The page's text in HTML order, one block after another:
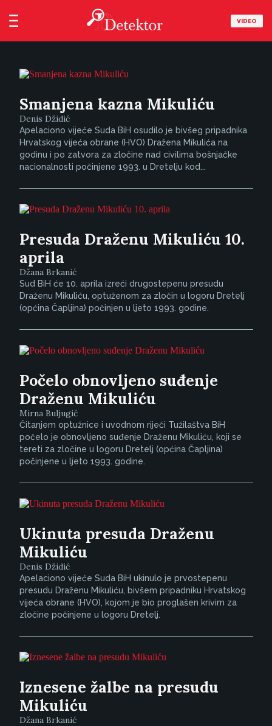
VIDEO
Smanjena kazna Mikuliću
Denis Džidić
Apelaciono vijeće Suda BiH osudilo je bivšeg pripadnika
Hrvatskog vijeća obrane (HVO) Dražena Mikulića na
godinu i po zatvora za zločine nad civilima bošnjačke
nacionalnosti počinjene 1993. u Dretelju kod...
Presuda Draženu Mikuliću 10.
aprila
Džana Brkanić
Sud BiH će 10. aprila izreći drugostepenu presudu
Draženu Mikuliću, optuženom za zločin u logoru Dretelj
(općina Čapljina) počinjen u ljeto 1993. godine.
Počelo obnovljeno suđenje
Draženu Mikuliću
Mirna Buljugić
Čitanjem optužnice i uvodnom riječi Tužilaštva BiH
počelo je obnovljeno suđenje Draženu Mikuliću, koji se
tereti za zločine u logoru Dretelj (općina Čapljina)
počinjene u ljeto 1993. godine.
Ukinuta presuda Draženu
Mikuliću
Denis Džidić
Apelaciono vijeće Suda BiH ukinulo je prvostepenu
presudu Draženu Mikuliću, bivšem pripadniku Hrvatskog
vijeća obrane (HVO), kojom je bio proglašen krivim za
zločine počinjene u logoru Dretelj.
Iznesene žalbe na presudu
Mikuliću
Džana Brkanić